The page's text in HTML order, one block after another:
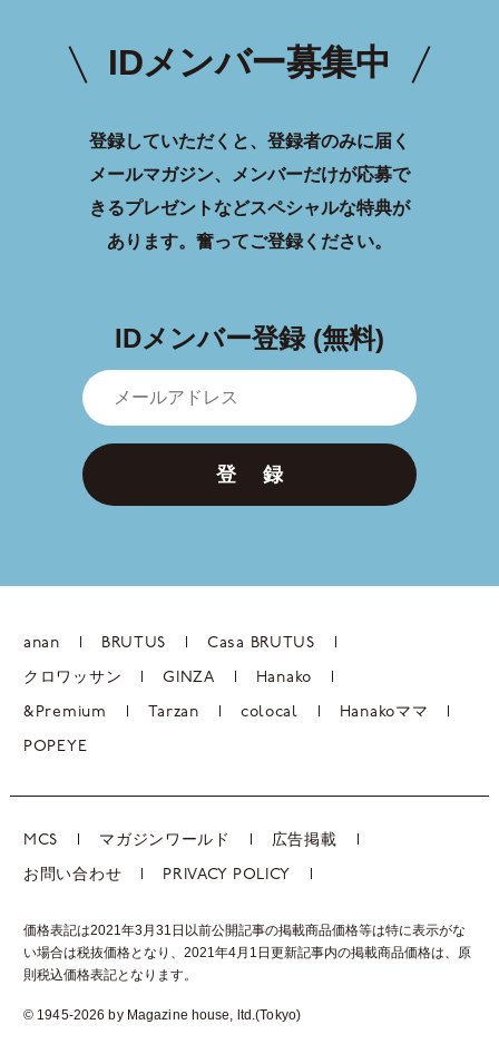
IDメンバー募集中
登録していただくと、登録者のみに届く
メールマガジン、メンバーだけが応募で
きるプレゼントなどスペシャルな特典が
あります。 奮ってご登録ください。
IDメンバー登録 (無料)
登 録
anan BRUTUS Casa BRUTUS
クロワッサン GINZA Hanako
&Premium Tarzan colocal Hanakoママ
POPEYE
MCS マガジンワールド 広告掲載
お問い合わせ PRIVACY POLICY
価格表記は2021年3月31日以前公開記事の掲載商品価格等は特に表示がな
い場合は税抜価格となり、2021年4月1日更新記事内の掲載商品価格は、 原
則税込価格表記となります。
© 1945-2026 by Magazine house, ltd.(Tokyo)